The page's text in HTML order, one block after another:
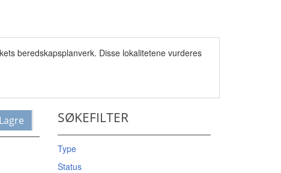
beredskapsplanverk. Disse lokalitetene vurderes
Lagre SØKEFILTER
Type
Status